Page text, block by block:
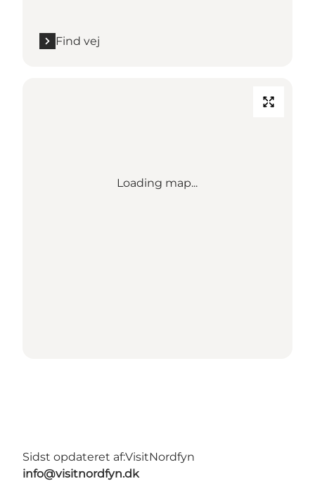
Find vej
Loading map...
Sidst opdateret af:VisitNordfyn
info@visitnordfyn.dk